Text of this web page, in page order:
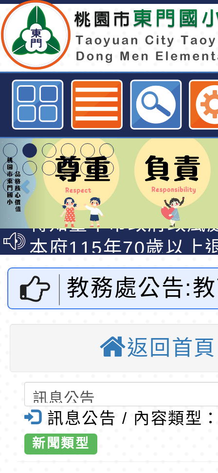
教育部國民及學前教育署轉知國立
系「第2屆ICTMD原住民音樂舞蹈
音樂與少數民族研究小組國際聯合
門國小全球資訊網
特殊教育學生及幼兒
明手冊(修訂版)與學
說明影片
轉知臺中市政府政風
光城市手牽手，綠能
走」動畫影片
本府115年70歲以上
員健康講座「吃得安
心」，請退休同仁踴
清華光罩教學專業論
動時代中的好老師：
教師韌性
轉環境部「淨零綠領
程」
轉農業部桃園區農業
「115年食農教育專
訓練課程」，歡迎已
育專業人員資格者報
錄取公告-桃園市桃
民小學115學年度「
理人員」甄選
東門國小115學年度
梯特教代課教師甄選
公告(尚有缺額)
錄取公告-桃園市桃
民小學115學年度「
班教師助理員」甄選
東門國小115學年度
梯特教代理教師甄選
公告(尚有缺額)
特殊教育學生及幼兒
明手冊(修訂版)與學
轉知臺中市政府政風
教務處公告:
民及學前教
國立嘉義大
系「第2屆
住民音樂舞
返回首頁
訊息公告 / 內容類型
新聞類型